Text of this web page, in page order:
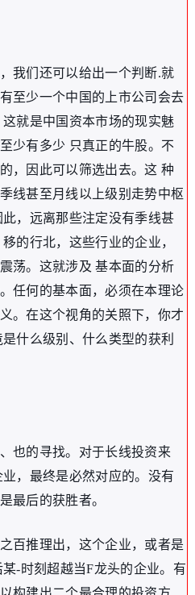
我们还可以给出一个判断.就
至少一个中国的上市公司会去
就是中国资本市场的现实魅
少有多少 只真正的牛股。不
，因此可以筛选出去。这 种
线甚至月线以上级别走势中枢
此，远离那些注定没有季线甚
的行北，这些行业的企业，
荡。这就涉及 基本面的分析
任何的基本面，必须在本理论
。在这个视角的关照下，你才
什么级别、什么类型的获利
也的寻找。对于长线投资来
，最终是必然对应的。没有
最后的获胜者。
百推理出，这个企业，或者是
-时刻超越当F龙头的企业。有